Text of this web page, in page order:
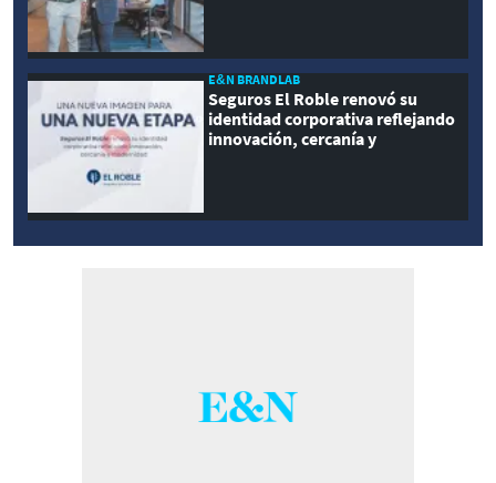
E&N BRANDLAB
Seguros El Roble renovó su
identidad corporativa reflejando
innovación, cercanía y